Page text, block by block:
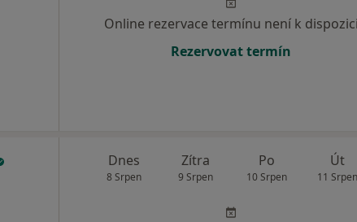
Online rezervace termínu není k
Rezervovat termín
Dnes
8 Srpen
Zítra
9 Srpen
Po
10 Srpen
Út
11